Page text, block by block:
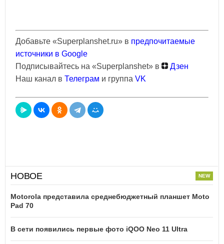
Добавьте «Superplanshet.ru» в предпочитаемые
источники в Google
Подписывайтесь на «Superplanshet» в
Дзен
Наш канал в Телеграм и группа VK
НОВОЕ
Motorola представила среднебюджетный планшет Moto
Pad 70
В сети появились первые фото iQOO Neo 11 Ultra